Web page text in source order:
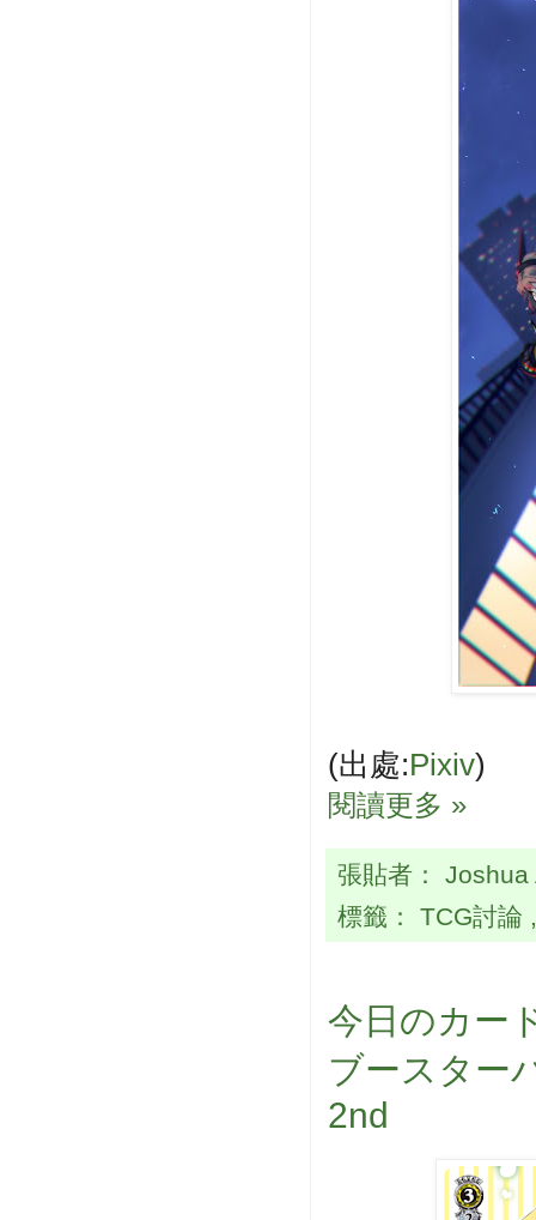
(出處:Pixiv)
閱讀更多 »
張貼者：
標籤： TCG討論
今日のカー
ブースター
2nd